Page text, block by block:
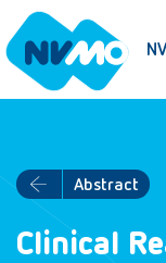
Abstract
Clinical